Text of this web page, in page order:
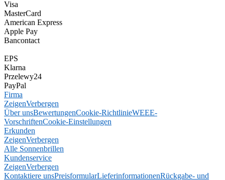
Visa
MasterCard
American Express
Apple Pay
Bancontact
EPS
Klarna
Przelewy24
PayPal
Firma
ZeigenVerbergen
Über unsBewertungenCookie-RichtlinieWEEE-
VorschriftenCookie-Einstellungen
Erkunden
ZeigenVerbergen
Alle Sonnenbrillen
Kundenservice
ZeigenVerbergen
Kontaktiere unsPreisformularLieferinformationenRückgabe- und